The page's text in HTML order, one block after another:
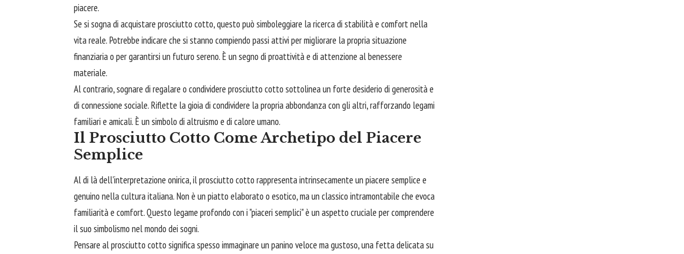
piacere.
Se si sogna di acquistare prosciutto cotto, questo può simboleggiare la ricerca di stabilità e comfort nella
vita reale. Potrebbe indicare che si stanno compiendo passi attivi per migliorare la propria situazione
finanziaria o per garantirsi un futuro sereno. È un segno di proattività e di attenzione al benessere
materiale.
Al contrario, sognare di regalare o condividere prosciutto cotto sottolinea un forte desiderio di generosità e
di connessione sociale. Riflette la gioia di condividere la propria abbondanza con gli altri, rafforzando legami
familiari e amicali. È un simbolo di altruismo e di calore umano.
Il Prosciutto Cotto Come Archetipo del Piacere
Semplice
Al di là dell'interpretazione onirica, il prosciutto cotto rappresenta intrinsecamente un piacere semplice e
genuino nella cultura italiana. Non è un piatto elaborato o esotico, ma un classico intramontabile che evoca
familiarità e comfort. Questo legame profondo con i "piaceri semplici" è un aspetto cruciale per comprendere
il suo simbolismo nel mondo dei sogni.
Pensare al prosciutto cotto significa spesso immaginare un panino veloce ma gustoso, una fetta delicata su